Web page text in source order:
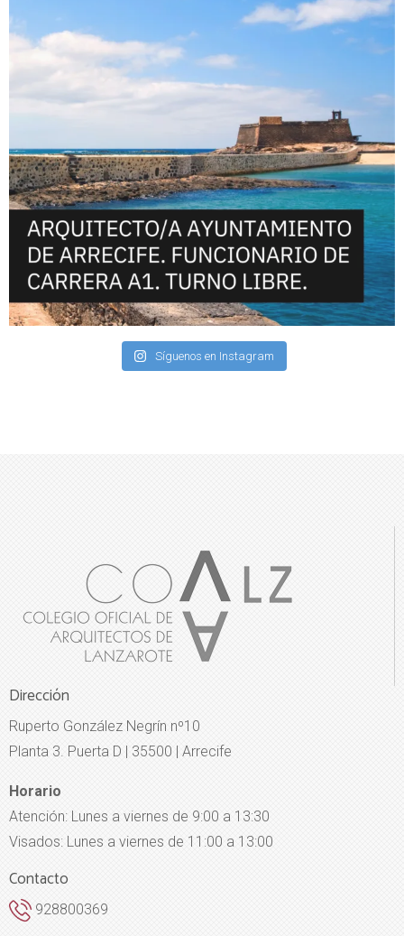
Síguenos en Instagram
Dirección
Ruperto González Negrín nº10
Planta 3. Puerta D | 35500 | Arrecife
Horario
Atención: Lunes a viernes de 9:00 a 13:30
Visados: Lunes a viernes de 11:00 a 13:00
Contacto
928800369